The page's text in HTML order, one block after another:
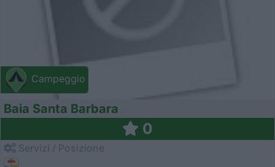
Campeggio
Baia Santa Barbara
0